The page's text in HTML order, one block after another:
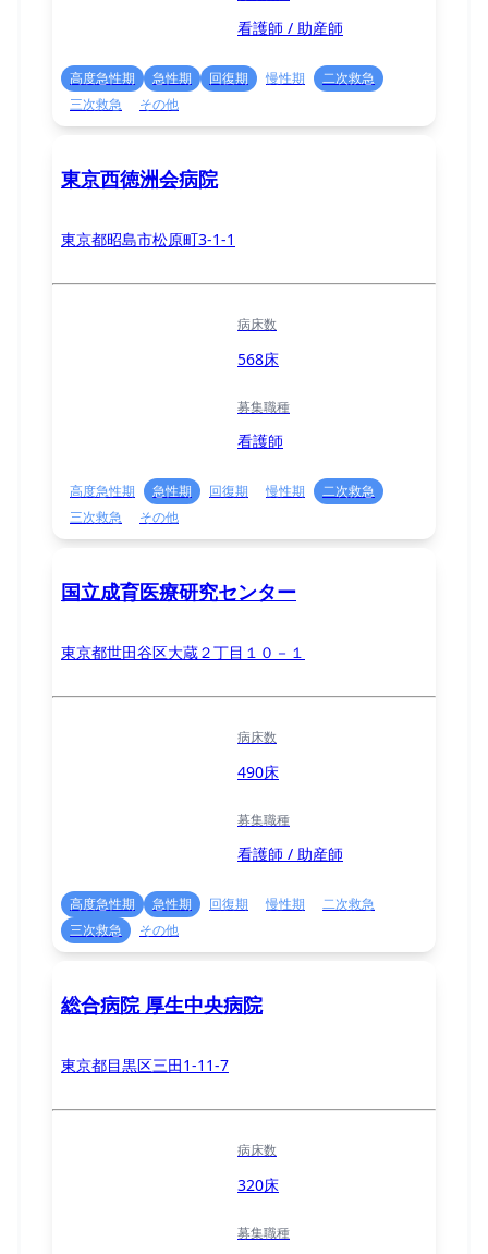
看護師 / 助産師
高度急性期 急性期 回復期 慢性期
二次救急
三次救急
その他
東京西徳洲会病院
東京都昭島市松原町3-1-1
病床数
568床
募集職種
看護師
高度急性期 急性期 回復期 慢性期
二次救急
三次救急
その他
国立成育医療研究センター
東京都世田谷区大蔵２丁目１０－１
病床数
490床
募集職種
看護師 / 助産師
高度急性期 急性期 回復期 慢性期
二次救急
三次救急
その他
総合病院 厚生中央病院
東京都目黒区三田1-11-7
病床数
320床
募集職種